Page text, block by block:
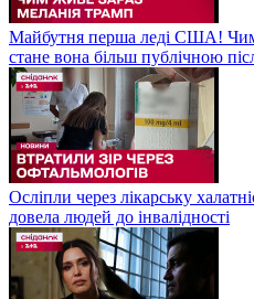
Майбутня перша леді США!
стане вона більш публічною
Осліпли через лікарську
довела людей до інвалідності